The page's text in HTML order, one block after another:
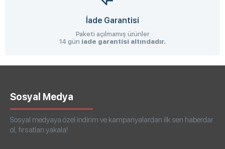
İade Garantisi
Paketi açılmamış ürünler
14 gün iade garantisi altındadır.
Sosyal Medya
Sosyal medyaya özel indirim ve kampanyalardan ilk sen haberdar
ol, fırsatları yakala!